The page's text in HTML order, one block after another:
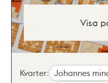
Visa
Kvarter: Johannes